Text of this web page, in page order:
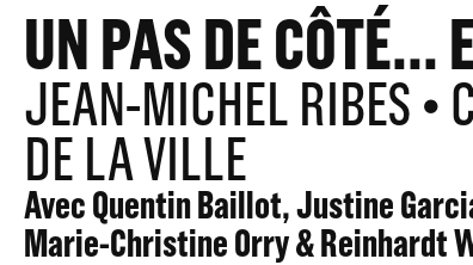
UN PAS DE CÔTÉ...
JEAN-MICHEL RIBES •
DE LA VILLE
Avec Quentin Baillot, Justine
Marie-Christine Orry & Reinhardt